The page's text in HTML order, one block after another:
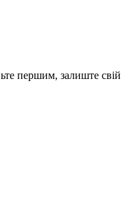
першим, залиште свій